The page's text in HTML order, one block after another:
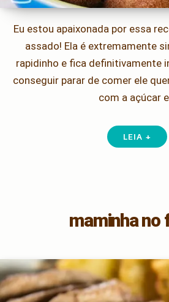
Eu estou apaixonada por essa
assado! Ela é extremamente
rapidinho e fica definitivamente
conseguir parar de comer ele
com a açúcar
LEIA +
maminha no